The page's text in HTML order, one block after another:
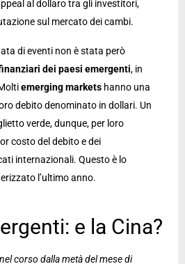
al dollaro tra gli investitori,
sul mercato dei cambi.
di eventi non è stata però
dei paesi emergenti, in
emergingmarkets hanno una
debito denominato in dollari. Un
verde, dunque, per loro
costo del debito e dei
internazionali. Questo è lo
l’ultimo anno.
e la Cina?
corso dalla metà del mese di